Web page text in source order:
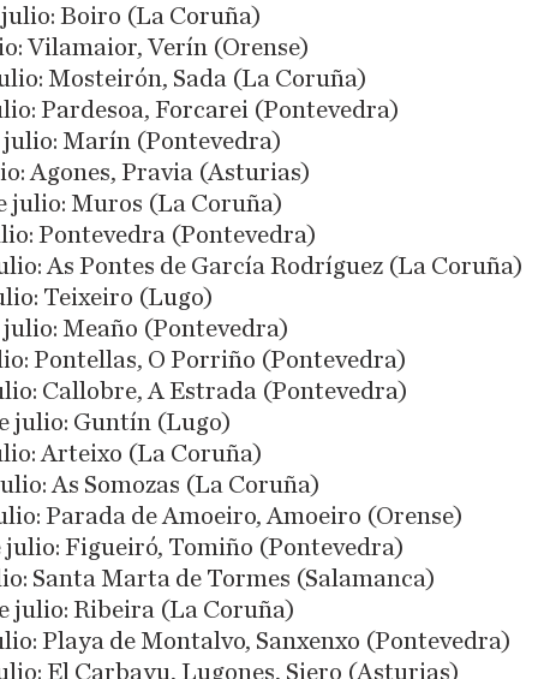
Boiro (La Coruña)
Vilamaior, Verín (Orense)
Mosteirón, Sada (La Coruña)
Pardesoa, Forcarei (Pontevedra)
julio: Marín (Pontevedra)
Agones, Pravia (Asturias)
julio: Muros (La Coruña)
Pontevedra (Pontevedra)
As Pontes de García Rodríguez (La Coruña)
Teixeiro (Lugo)
julio: Meaño (Pontevedra)
Pontellas, O Porriño (Pontevedra)
Callobre, A Estrada (Pontevedra)
julio: Guntín (Lugo)
Arteixo (La Coruña)
As Somozas (La Coruña)
Parada de Amoeiro, Amoeiro (Orense)
julio: Figueiró, Tomiño (Pontevedra)
Santa Marta de Tormes (Salamanca)
julio: Ribeira (La Coruña)
Playa de Montalvo, Sanxenxo (Pontevedra)
El Carbayu, Lugones, Siero (Asturias)